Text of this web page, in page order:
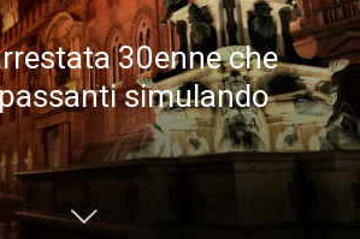
30enne che
simulando